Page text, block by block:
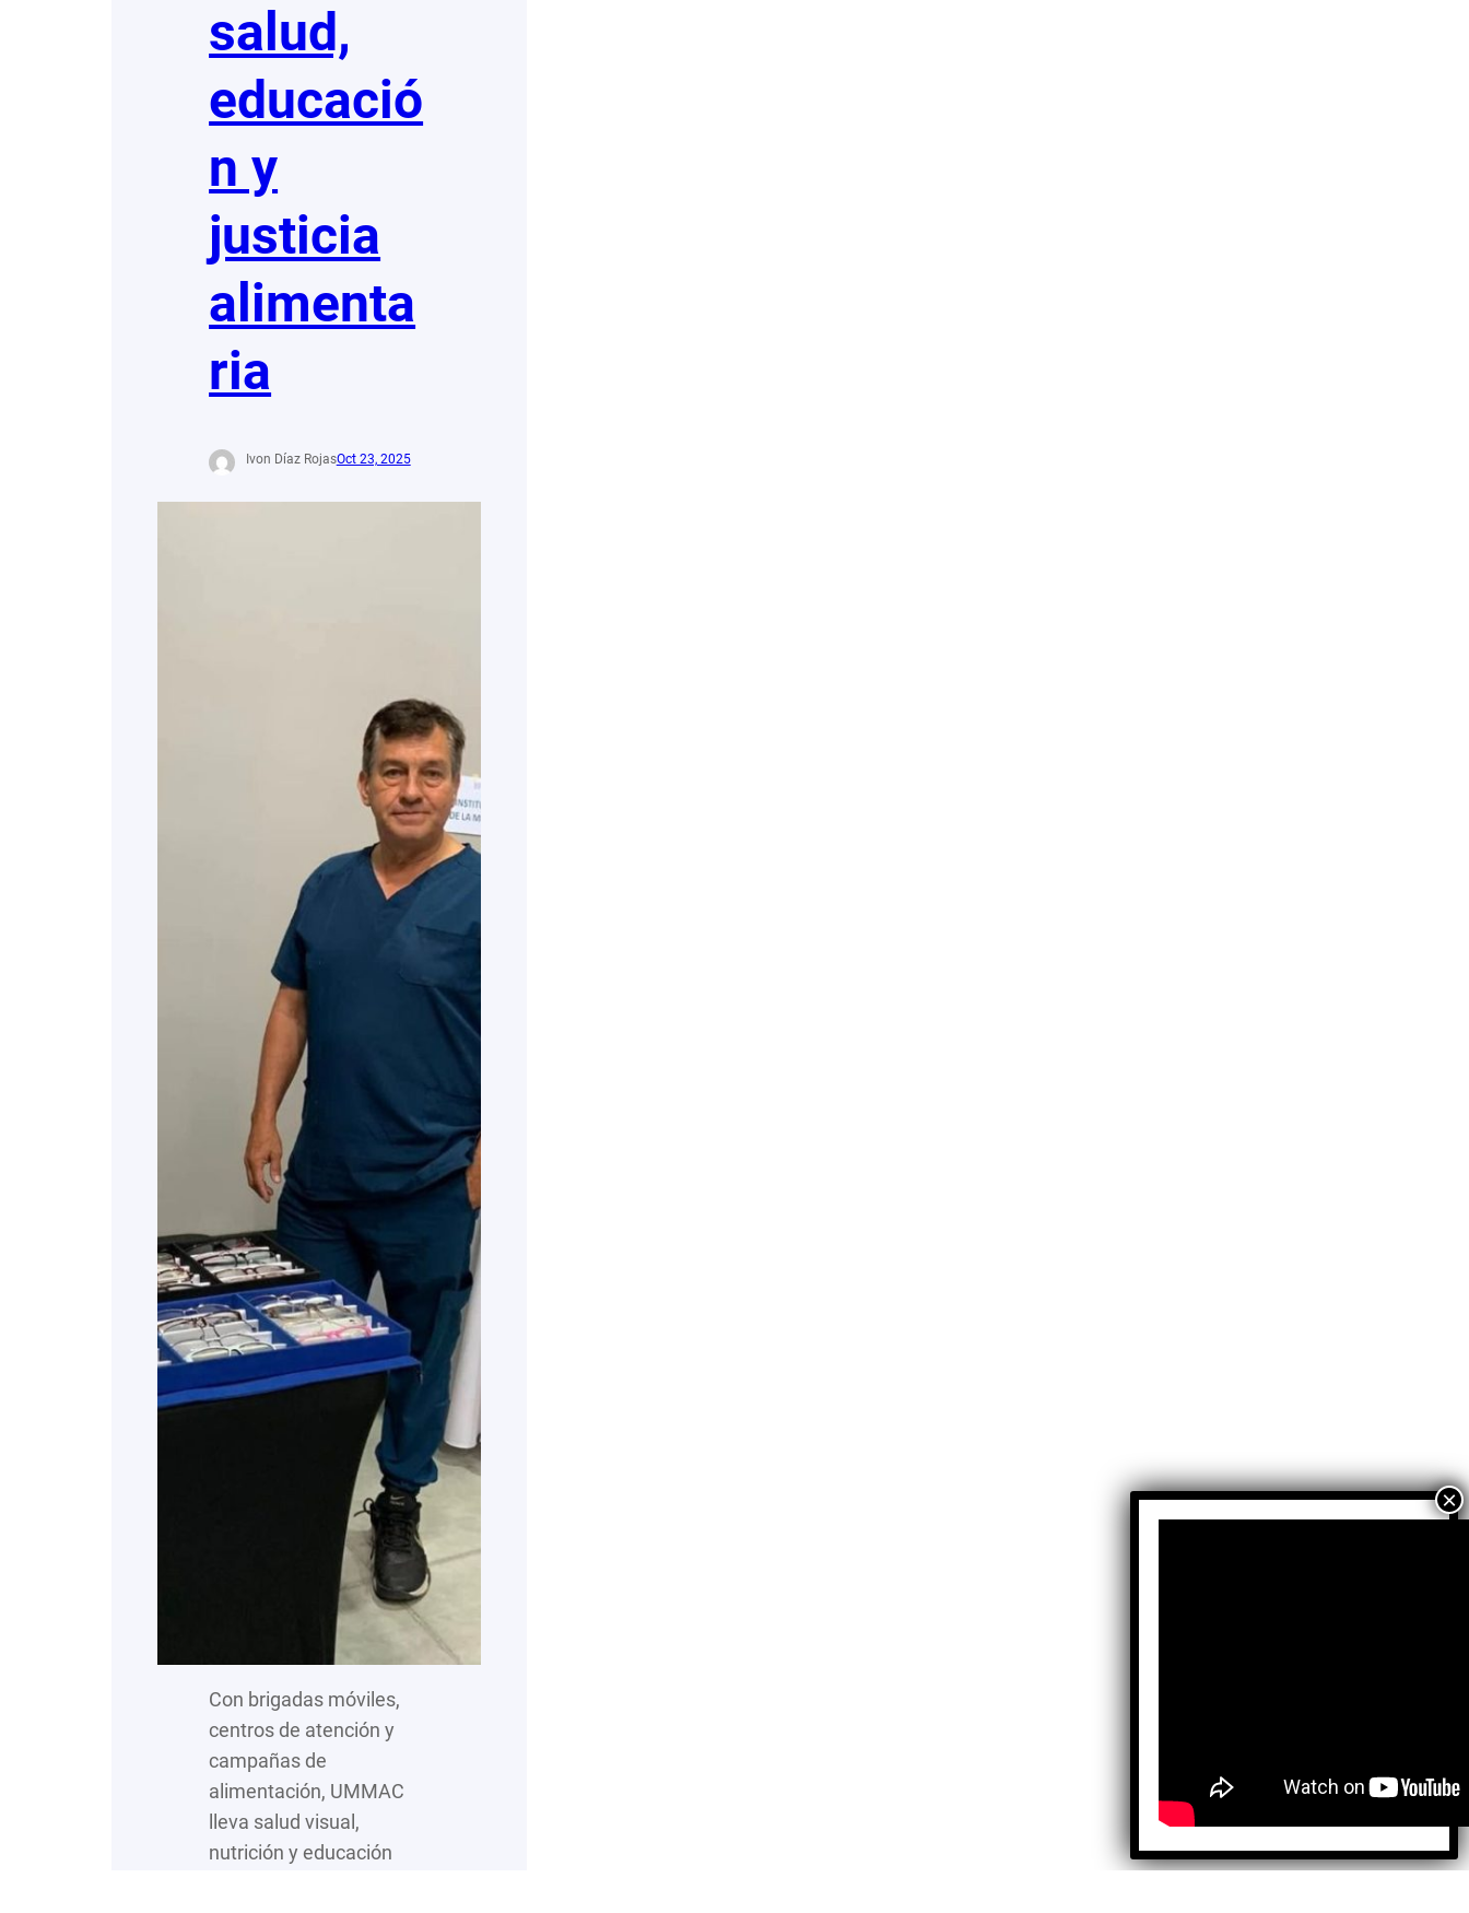
salud,
educació
n y
justicia
alimenta
ria
Ivon Díaz RojasOct 23, 2025
Con brigadas móviles,
centros de atención y
campañas de
alimentación, UMMAC
lleva salud visual,
nutrición y educación